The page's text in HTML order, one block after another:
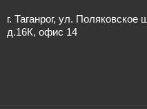
г. Таганрог, ул. Поляковское
д.16К, офис 14